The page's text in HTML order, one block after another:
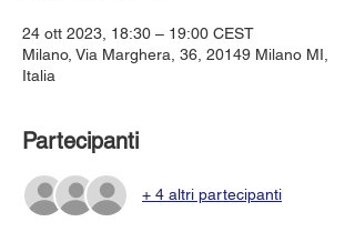
24 ott 2023, 18:30 – 19:00 CEST
Milano, Via Marghera, 36, 20149 Milano MI,
Italia
Partecipanti
+ 4 altri partecipanti